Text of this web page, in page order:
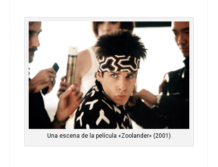
Una escena de la película «Zoolander» (2001)